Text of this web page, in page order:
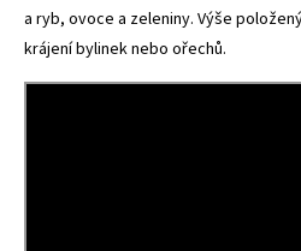
a ryb, ovoce a zeleniny. Výše
krájení bylinek nebo ořechů.